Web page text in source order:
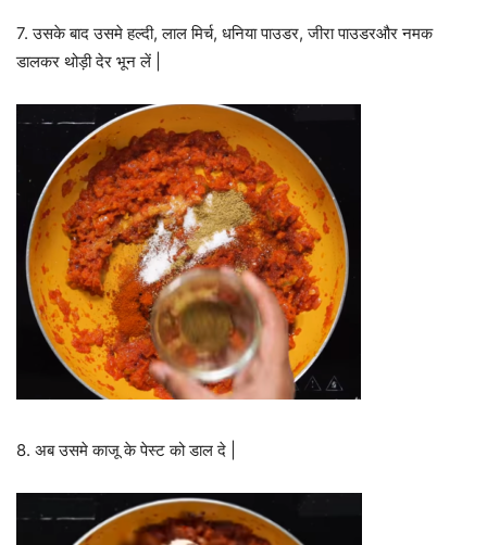
7. उसके बाद उसमे हल्दी, लाल मिर्च, धनिया पाउडर, जीरा पाउडरऔर नमक
डालकर थोड़ी देर भून लें |
8. अब उसमे काजू के पेस्ट को डाल दे |